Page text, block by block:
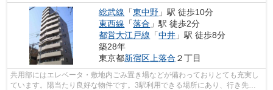
総武線 「東中野 」駅 徒歩10分
東西線 「落合 」駅 徒歩2分
都営大江戸線 「中井 」駅 徒歩8分
築28年
東京都新宿区上落合 ２丁目
共用部にはエレベータ・敷地内ごみ置き場などが備わっておりとても充実し
ています。陽当たり良好な物件です。3駅利用できる場所にあり、行き先に